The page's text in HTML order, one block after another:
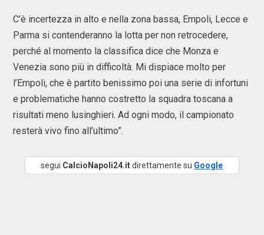
C’è incertezza in alto e nella zona bassa, Empoli, Lecce e
Parma si contenderanno la lotta per non retrocedere,
perché al momento la classifica dice che Monza e
Venezia sono più in difficoltà. Mi dispiace molto per
l’Empoli, che è partito benissimo poi una serie di infortuni
e problematiche hanno costretto la squadra toscana a
risultati meno lusinghieri. Ad ogni modo, il campionato
resterà vivo fino all’ultimo”.
segui CalcioNapoli24.itdirettamente su Google